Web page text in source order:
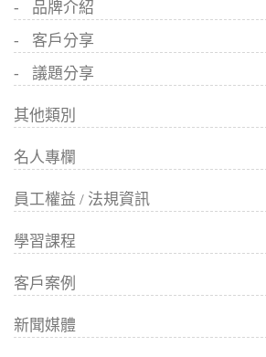
品牌介紹
客戶分享
議題分享
其他類別
名人專欄
員工權益 / 法規資訊
學習課程
客戶案例
新聞媒體